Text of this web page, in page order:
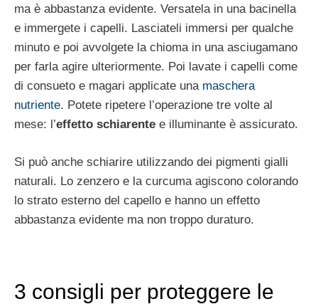
ma è abbastanza evidente. Versatela in una bacinella
e immergete i capelli. Lasciateli immersi per qualche
minuto e poi avvolgete la chioma in una asciugamano
per farla agire ulteriormente. Poi lavate i capelli come
di consueto e magari applicate una maschera
nutriente. Potete ripetere l’operazione tre volte al
mese: l’effetto schiarente e illuminante è assicurato.
Si può anche schiarire utilizzando dei pigmenti gialli
naturali. Lo zenzero e la curcuma agiscono colorando
lo strato esterno del capello e hanno un effetto
abbastanza evidente ma non troppo duraturo.
3 consigli per proteggere le